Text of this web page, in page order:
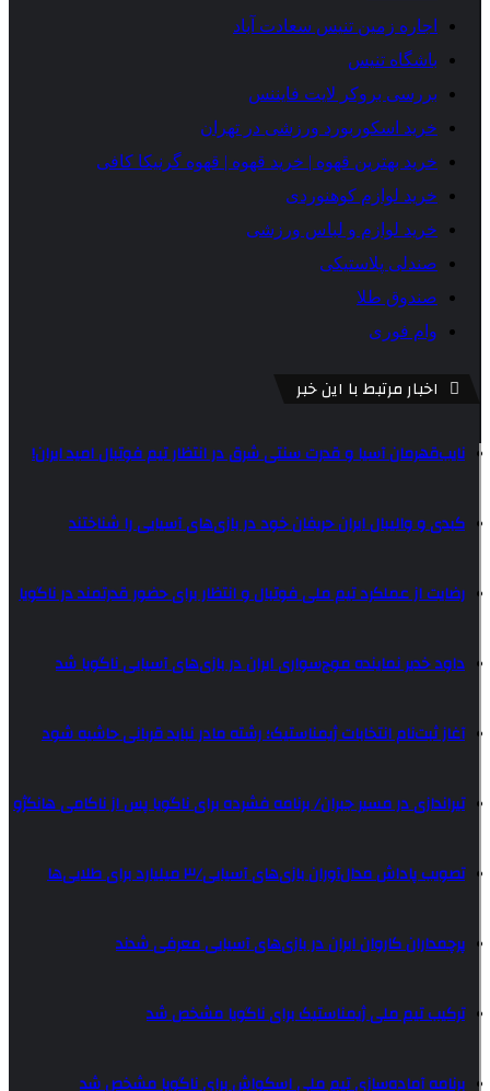
اجاره زمین تنیس سعادت آباد
باشگاه تنیس
بررسی بروکر لایت فایننس
خرید اسکوربورد ورزشی در تهران
خرید بهترین قهوه | خرید قهوه | قهوه گرنیکا کافی
خرید لوازم کوهنوردی
خرید لوازم و لباس ورزشی
صندلی پلاستیکی
صندوق طلا
وام فوری
اخبار مرتبط با این خبر
نایب‌قهرمان آسیا و قدرت سنتی شرق در انتظار تیم فوتبال امید ایران!
کبدی و والیبال ایران حریفان خود در بازی‌های آسیایی را شناختند
رضایت از عملکرد تیم ملی فوتبال و انتظار برای حضور قدرتمند در ناگویا
داود خدیر نماینده موج‌سواری ایران در بازی‌های آسیایی ناگویا شد
آغاز ثبت‌نام انتخابات ژیمناستیک؛ رشته مادر نباید قربانی حاشیه شود
تیراندازی در مسیر جبران/ برنامه فشرده برای ناگویا پس از ناکامی هانگژو
تصویب پاداش مدال‌آوران بازی‌های آسیایی/۳ میلیارد برای طلایی‌ها
پرچمداران کاروان ایران در بازی‌های آسیایی معرفی شدند
ترکیب تیم ملی ژیمناستیک برای ناگویا مشخص شد
برنامه آماده‌سازی تیم ملی اسکواش برای ناگویا مشخص شد